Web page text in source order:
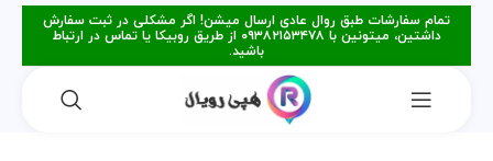
تمام سفارشات طبق روال عادی ارسال میشن! اگر مشکلی در ثبت سفارش
داشتین، میتونین با ۰۹۳۸۲۱۵۳۴۷۸ از طریق روبیکا یا تماس در ارتباط
باشید.